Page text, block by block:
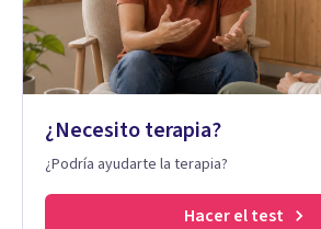
¿Necesito terapia?
¿Podría ayudarte la terapia?
Hacer el test